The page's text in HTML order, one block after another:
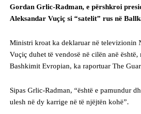
Gordan Grlic-Radman, e përshkroi
Aleksandar Vuçiç si “satelit” rus në
Ministri kroat ka deklaruar në televizionin
Vuçiç duhet të vendosë në cilën anë është,
Bashkimit Evropian, ka raportuar The
Sipas Grlic-Radman, “është e pamundur
ulesh në dy karrige në të njëjtën kohë”.